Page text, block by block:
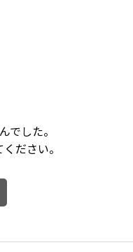
でした。
ださい。